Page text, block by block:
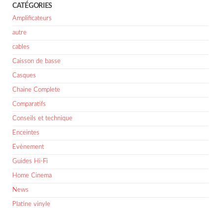
CATÉGORIES
Amplificateurs
autre
cables
Caisson de basse
Casques
Chaine Complete
Comparatifs
Conseils et technique
Enceintes
Evènement
Guides Hi-Fi
Home Cinema
News
Platine vinyle